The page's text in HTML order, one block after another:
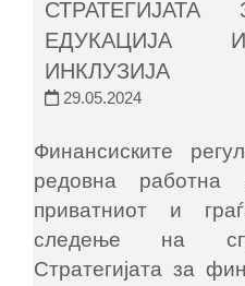
ЕДУКАЦИЈА
ИНКЛУЗИЈА
29.05.2024
Финансиските
редовна
приватниот и
следење на
Стратегијата за